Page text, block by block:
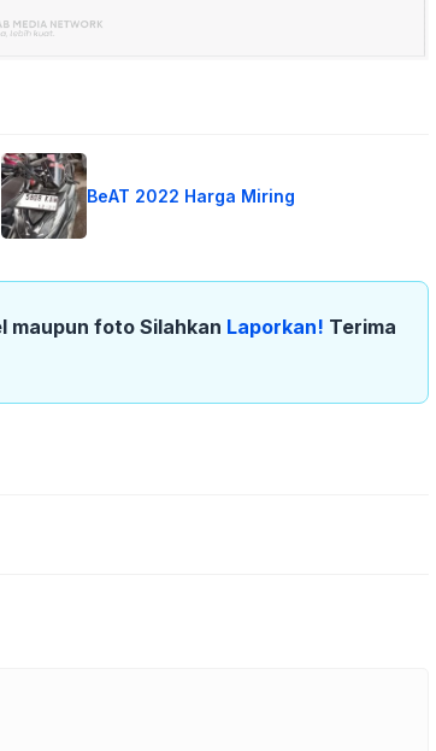
BeAT 2022 Harga Miring
maupun foto Silahkan Laporkan! Terima